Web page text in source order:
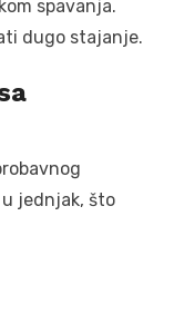
spavanja.
dugo stajanje.
u jednjak, što